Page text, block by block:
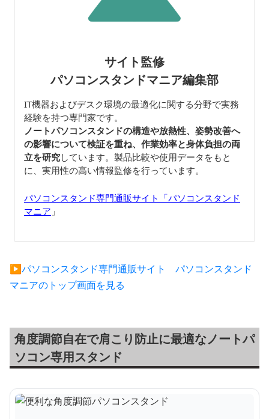
サイト監修
パソコンスタンドマニア編集部
IT機器およびデスク環境の最適化に関する分野で実務
経験を持つ専門家です。
ノートパソコンスタンドの構造や放熱性、姿勢改善へ
の影響について検証を重ね、作業効率と身体負担の両
立を研究しています。製品比較や使用データをもと
に、実用性の高い情報監修を行っています。
パソコンスタンド専門通販サイト「パソコンスタンド
マニア 」
▶︎パソコンスタンド専門通販サイト パソコンスタンド
マニアのトップ画面を見る
角度調節自在で肩こり防止に最適なノートパ
ソコン専用スタンド